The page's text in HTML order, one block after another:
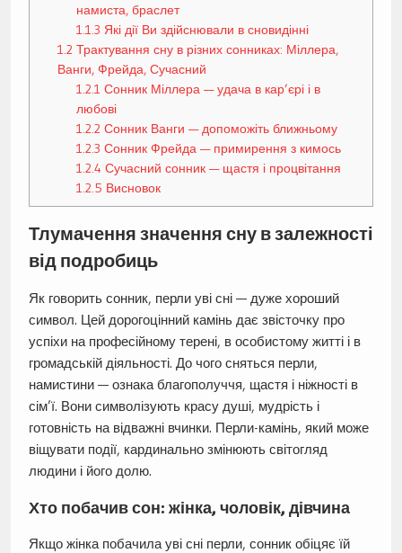
намиста, браслет
1.1.3 Які дії Ви здійснювали в сновидінні
1.2 Трактування сну в різних сонниках: Міллера,
Ванги, Фрейда, Сучасний
1.2.1 Сонник Міллера — удача в кар’єрі і в
любові
1.2.2 Сонник Ванги — допоможіть ближньому
1.2.3 Сонник Фрейда — примирення з кимось
1.2.4 Сучасний сонник — щастя і процвітання
1.2.5 Висновок
Тлумачення значення сну в залежності
від подробиць
Як говорить сонник, перли уві сні — дуже хороший
символ. Цей дорогоцінний камінь дає звісточку про
успіхи на професійному терені, в особистому житті і в
громадській діяльності. До чого сняться перли,
намистини — ознака благополуччя, щастя і ніжності в
сім’ї. Вони символізують красу душі, мудрість і
готовність на відважні вчинки. Перли-камінь, який може
віщувати події, кардинально змінюють світогляд
людини і його долю.
Хто побачив сон: жінка, чоловік, дівчина
Якщо жінка побачила уві сні перли, сонник обіцяє їй